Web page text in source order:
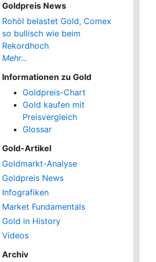
Goldpreis News
Rohöl belastet Gold, Comex
so bullisch wie beim
Rekordhoch
Mehr...
Informationen zu Gold
Goldpreis-Chart
Gold kaufen mit
Preisvergleich
Glossar
Gold-Artikel
Goldmarkt-Analyse
Goldpreis News
Infografiken
Market Fundamentals
Gold in History
Videos
Archiv